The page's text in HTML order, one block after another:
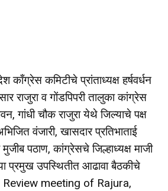
काँग्रेस कमिटीचे प्रांताध्यक्ष हर्षवर्धन
राजुरा व गोंडपिपरी तालुका कांग्रेस
गांधी चौक राजुरा येथे जिल्याचे पक्ष
वंजारी, खासदार प्रतिभाताई
मुजीब पठाण, कांग्रेसचे जिल्हाध्यक्ष माजी
प्रमुख उपस्थितीत आढावा बैठकीचे
meeting of Rajura,